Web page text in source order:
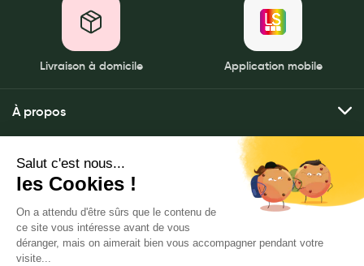
Livraison à domicile Application mobile
À propos
Qui sommes-nous ?
Nos pharmacies
Mentions légales
Politique de gestion des données personnelles
CGU
Mes services
Envoyer mes ordonnances
Commander mes produits
Livraison à domicile
Click & rendez-vous
LeaderSanté, 82 bis rue Thiers
92100 Boulogne-Billancourt